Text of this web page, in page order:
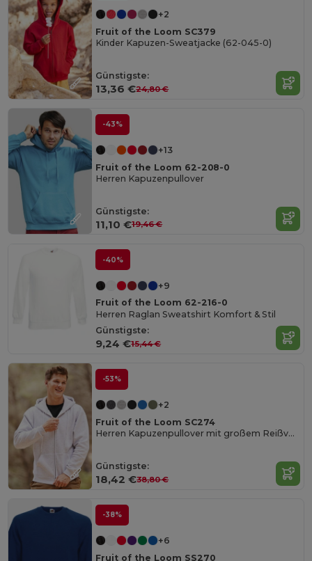
+2
Fruit of the Loom SC379
Kinder Kapuzen-Sweatjacke (62-045-0)
Günstigste:
13,36 €24,80 €
-43%
+13
Fruit of the Loom 62-208-0
Herren Kapuzenpullover
Günstigste:
11,10 €19,46 €
-40%
+9
Fruit of the Loom 62-216-0
Herren Raglan Sweatshirt Komfort & Stil
Günstigste:
9,24 €15,44 €
-53%
+2
Fruit of the Loom SC274
Herren Kapuzenpullover mit großem Reißverschluss
Günstigste:
18,42 €38,80 €
-38%
+6
Fruit of the Loom SS270